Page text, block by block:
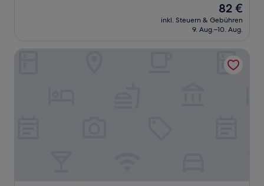
Bewertungen)
Der
Preis
beträgt
82 €
inkl. Steuern & Gebühren
9. Aug.–10. Aug.